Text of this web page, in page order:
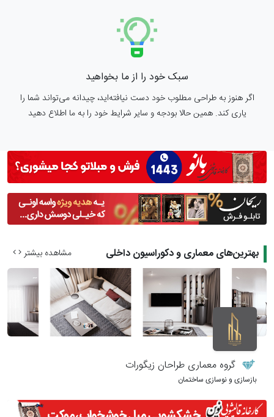
سبک خود را از ما بخواهید
اگر هنوز به طراحی مطلوب خود دست نیافته‌اید، چیدانه می‌تواند شما را
یاری کند. همین حالا بودجه و سایر شرایط خود را به ما اطلاع دهید
بهترین‌های معماری و دکوراسیون داخلی مشاهده بیشتر
گروه معماری طراحان زیگورات
بازسازی و نوسازی ساختمان